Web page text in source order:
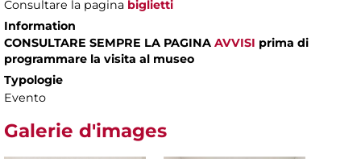
Consultare la pagina biglietti
Information
CONSULTARE SEMPRE LA PAGINA AVVISI prima di
programmare la visita al museo
Typologie
Evento
Galerie d'images